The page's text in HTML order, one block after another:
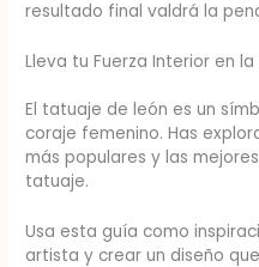
resultado final valdrá la
Lleva tu Fuerza Interior en la
El tatuaje de león es un
coraje femenino. Has
más populares y las
tatuaje.
Usa esta guía como
artista y crear un diseño